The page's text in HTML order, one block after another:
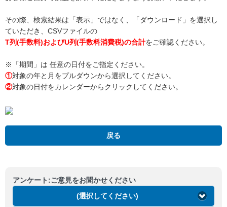
その際、検索結果は「表示」ではなく、「ダウンロード」を選択し
ていただき、CSVファイルの
T列(手数料)およびU列(手数料消費税)の合計をご確認ください。
※「期間」は 任意の日付をご指定ください。
①対象の年と月をプルダウンから選択してください。
②対象の日付をカレンダーからクリックしてください。
戻る
アンケート:ご意見をお聞かせください
(選択してください)